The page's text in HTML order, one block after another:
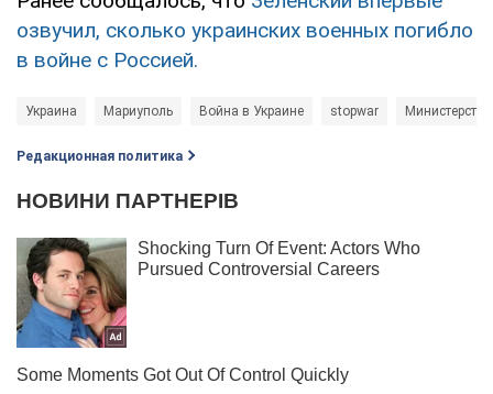
озвучил, сколько украинских военных погибло
в войне с Россией.
Украина Мариуполь Война в Украине stopwar
Редакционная политика